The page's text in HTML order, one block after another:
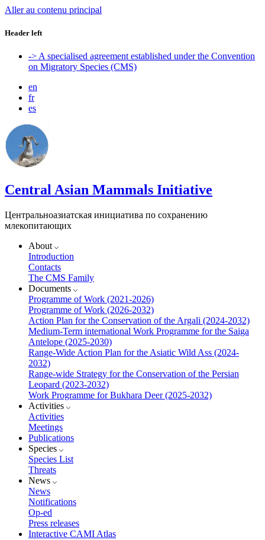
Aller au contenu principal
Header left
-> A specialised agreement established under the Convention
on Migratory Species (CMS)
en
fr
es
Central Asian Mammals Initiative
Центральноазиатская инициатива по сохранению
млекопитающих
About
Introduction
Contacts
The CMS Family
Documents
Programme of Work (2021-2026)
Programme of Work (2026-2032)
Action Plan for the Conservation of the Argali (2024-2032)
Medium-Term international Work Programme for the Saiga
Antelope (2025-2030)
Range-Wide Action Plan for the Asiatic Wild Ass (2024-
2032)
Range-wide Strategy for the Conservation of the Persian
Leopard (2023-2032)
Work Programme for Bukhara Deer (2025-2032)
Activities
Activities
Meetings
Publications
Species
Species List
Threats
News
News
Notifications
Op-ed
Press releases
Interactive CAMI Atlas